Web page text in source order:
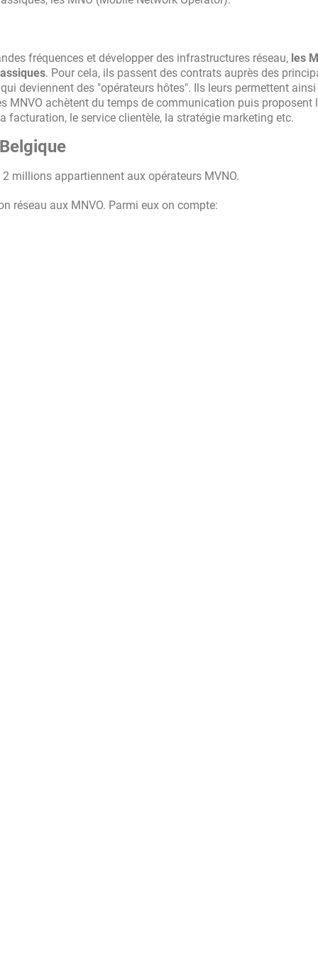
fréquences et développer des infrastructures réseau, les
. Pour cela, ils passent des contrats auprès des
deviennent des "opérateurs hôtes". Ils leurs permettent ainsi
MNVO achètent du temps de communication puis proposent
le service clientèle, la stratégie marketing etc.
millions appartiennent aux opérateurs MVNO.
réseau aux MNVO. Parmi eux on compte: